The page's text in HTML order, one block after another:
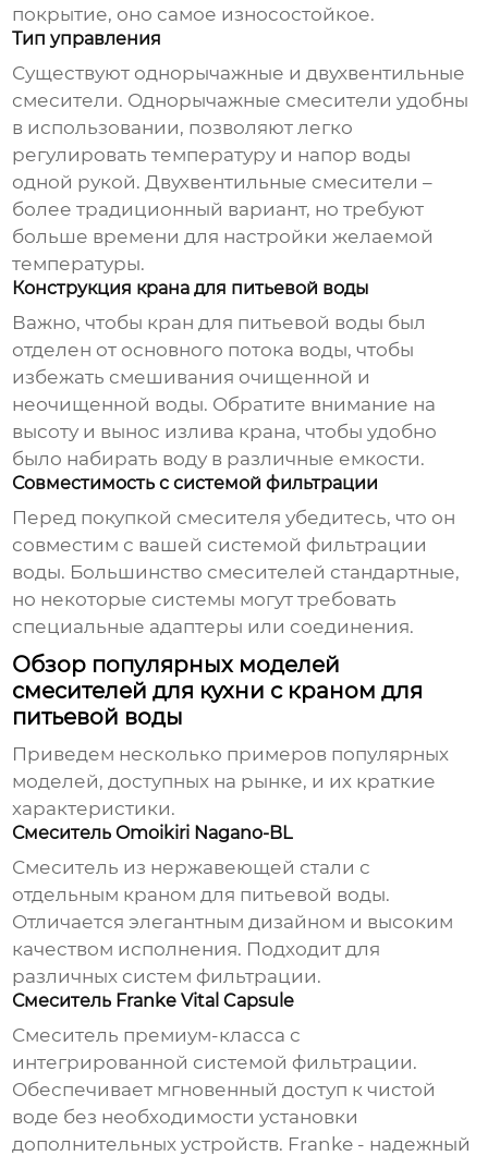
покрытие, оно самое износостойкое.
Тип управления
Существуют однорычажные и двухвентильные
смесители. Однорычажные смесители удобны
в использовании, позволяют легко
регулировать температуру и напор воды
одной рукой. Двухвентильные смесители –
более традиционный вариант, но требуют
больше времени для настройки желаемой
температуры.
Конструкция крана для питьевой воды
Важно, чтобы кран для питьевой воды был
отделен от основного потока воды, чтобы
избежать смешивания очищенной и
неочищенной воды. Обратите внимание на
высоту и вынос излива крана, чтобы удобно
было набирать воду в различные емкости.
Совместимость с системой фильтрации
Перед покупкой смесителя убедитесь, что он
совместим с вашей системой фильтрации
воды. Большинство смесителей стандартные,
но некоторые системы могут требовать
специальные адаптеры или соединения.
Обзор популярных моделей
смесителей для кухни с краном для
питьевой воды
Приведем несколько примеров популярных
моделей, доступных на рынке, и их краткие
характеристики.
Смеситель Omoikiri Nagano-BL
Смеситель из нержавеющей стали с
отдельным краном для питьевой воды.
Отличается элегантным дизайном и высоким
качеством исполнения. Подходит для
различных систем фильтрации.
Смеситель Franke Vital Capsule
Смеситель премиум-класса с
интегрированной системой фильтрации.
Обеспечивает мгновенный доступ к чистой
воде без необходимости установки
дополнительных устройств. Franke - надежный